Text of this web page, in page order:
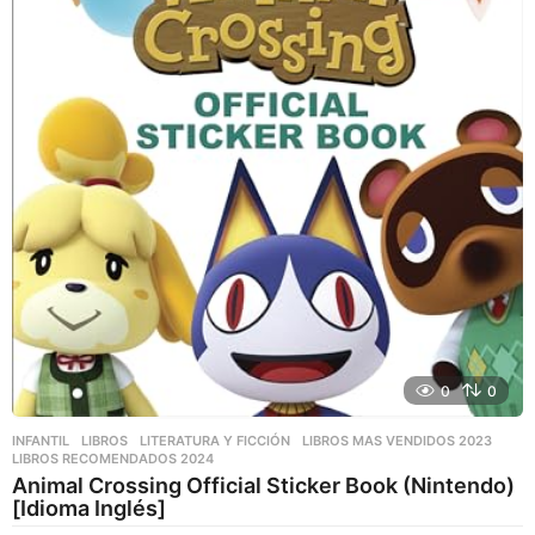
0 0
INFANTIL ,LIBROS ,LITERATURA Y FICCIÓN LIBROS MAS VENDIDOS 2023
LIBROS RECOMENDADOS 2024
Animal Crossing Official Sticker Book (Nintendo)
[Idioma Inglés]